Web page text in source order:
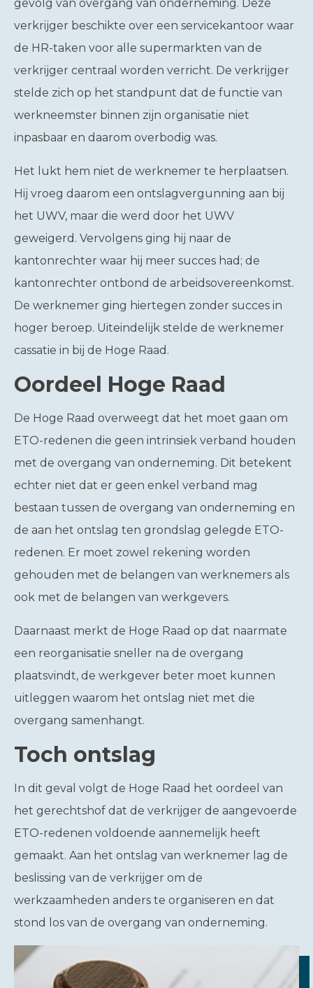
gevolg van overgang van onderneming. Deze
verkrijger beschikte over een servicekantoor waar
de HR-taken voor alle supermarkten van de
verkrijger centraal worden verricht. De verkrijger
stelde zich op het standpunt dat de functie van
werkneemster binnen zijn organisatie niet
inpasbaar en daarom overbodig was.
Het lukt hem niet de werknemer te herplaatsen.
Hij vroeg daarom een ontslagvergunning aan bij
het UWV, maar die werd door het UWV
geweigerd. Vervolgens ging hij naar de
kantonrechter waar hij meer succes had; de
kantonrechter ontbond de arbeidsovereenkomst.
De werknemer ging hiertegen zonder succes in
hoger beroep. Uiteindelijk stelde de werknemer
cassatie in bij de Hoge Raad.
Oordeel Hoge Raad
De Hoge Raad overweegt dat het moet gaan om
ETO-redenen die geen intrinsiek verband houden
met de overgang van onderneming. Dit betekent
echter niet dat er geen enkel verband mag
bestaan tussen de overgang van onderneming en
de aan het ontslag ten grondslag gelegde ETO-
redenen. Er moet zowel rekening worden
gehouden met de belangen van werknemers als
ook met de belangen van werkgevers.
Daarnaast merkt de Hoge Raad op dat naarmate
een reorganisatie sneller na de overgang
plaatsvindt, de werkgever beter moet kunnen
uitleggen waarom het ontslag niet met die
overgang samenhangt.
Toch ontslag
In dit geval volgt de Hoge Raad het oordeel van
het gerechtshof dat de verkrijger de aangevoerde
ETO-redenen voldoende aannemelijk heeft
gemaakt. Aan het ontslag van werknemer lag de
beslissing van de verkrijger om de
werkzaamheden anders te organiseren en dat
stond los van de overgang van onderneming.